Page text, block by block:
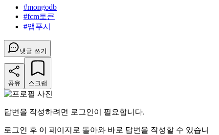
#mongodb
#fcm토큰
#앱푸시
댓글 쓰기
공유 스크랩
답변을 작성하려면 로그인이 필요합니다.
로그인 후 이 페이지로 돌아와 바로 답변을 작성할 수 있습니